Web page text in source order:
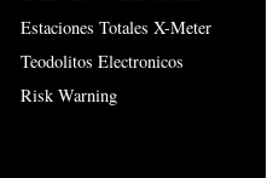
Estaciones Totales X-Meter
Teodolitos Electronicos
Risk Warning